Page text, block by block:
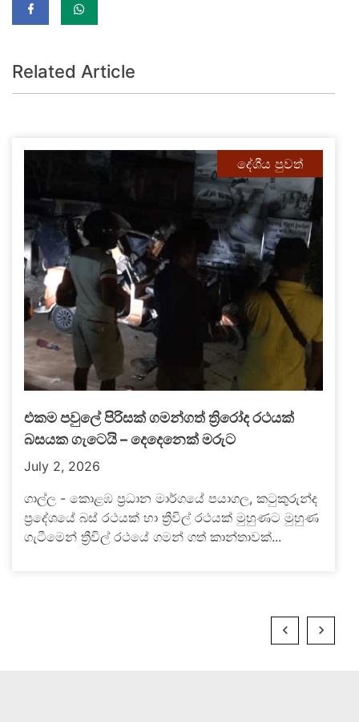
Related Article
දේශීය පුවත්
එකම පවුලේ පිරිසක් ගමන්ගත් ත්‍රිරෝද රථයක්
බසයක ගැටෙයි – දෙදෙනෙක් මරුට
July 2, 2026
ගාල්ල - කොළඹ ප්‍රධාන මාර්ගයේ පයාගල, කටුකුරුන්ද
ප්‍රදේශයේ බස් රථයක් හා ත්‍රීවිල් රථයක් මුහුණට මුහුණ
ගැටීමෙන් ත්‍රීවිල් රථයේ ගමන් ගත් කාන්තාවක්...